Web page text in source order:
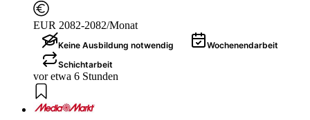
EUR 2082-2082/Monat
Keine Ausbildung notwendig
Wochenendarbeit
Schichtarbeit
vor etwa 6 Stunden